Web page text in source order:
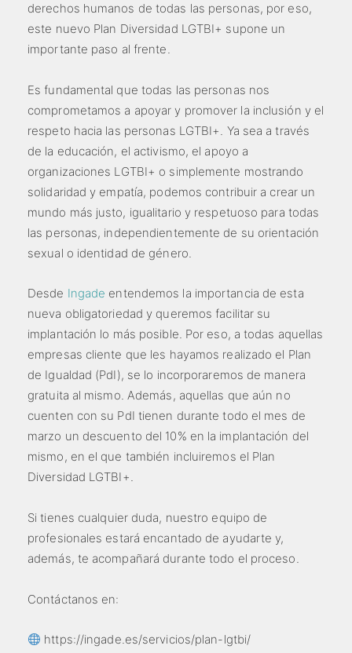
derechos humanos de todas las personas, por eso,
este nuevo Plan Diversidad LGTBI+ supone un
importante paso al frente.
Es fundamental que todas las personas nos
comprometamos a apoyar y promover la inclusión y el
respeto hacia las personas LGTBI+. Ya sea a través
de la educación, el activismo, el apoyo a
organizaciones LGTBI+ o simplemente mostrando
solidaridad y empatía, podemos contribuir a crear un
mundo más justo, igualitario y respetuoso para todas
las personas, independientemente de su orientación
sexual o identidad de género.
Desde Ingade entendemos la importancia de esta
nueva obligatoriedad y queremos facilitar su
implantación lo más posible. Por eso, a todas aquellas
empresas cliente que les hayamos realizado el Plan
de Igualdad (PdI), se lo incorporaremos de manera
gratuita al mismo. Además, aquellas que aún no
cuenten con su PdI tienen durante todo el mes de
marzo un descuento del 10% en la implantación del
mismo, en el que también incluiremos el Plan
Diversidad LGTBI+.
Si tienes cualquier duda, nuestro equipo de
profesionales estará encantado de ayudarte y,
además, te acompañará durante todo el proceso.
Contáctanos en:
https://ingade.es/servicios/plan-lgtbi/